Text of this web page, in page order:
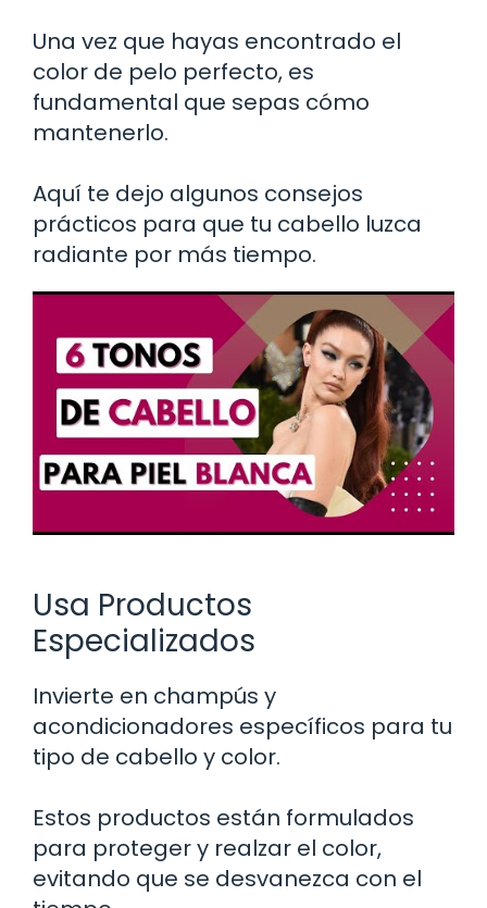
Una vez que hayas encontrado el
color de pelo perfecto, es
fundamental que sepas cómo
mantenerlo.
Aquí te dejo algunos consejos
prácticos para que tu cabello luzca
radiante por más tiempo.
Usa Productos
Especializados
Invierte en champús y
acondicionadores específicos para tu
tipo de cabello y color.
Estos productos están formulados
para proteger y realzar el color,
evitando que se desvanezca con el